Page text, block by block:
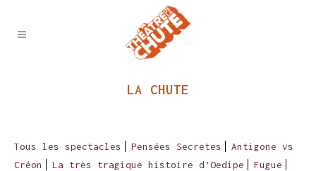
LA CHUTE
Tous les spectacles Pensées Secretes
Antigone vs
Créon
La très tragique histoire d’Oedipe
Fugue